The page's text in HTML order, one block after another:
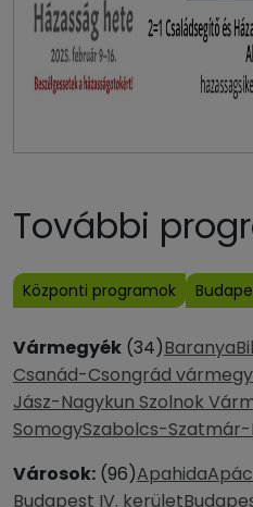
További
Központi programok
Vármegyék (34)Baranya
Csanád-Csongrád
Jász-Nagykun Szolnok
SomogySzabolcs-
Városok: (96)Apahida
Budapest IV. kerület